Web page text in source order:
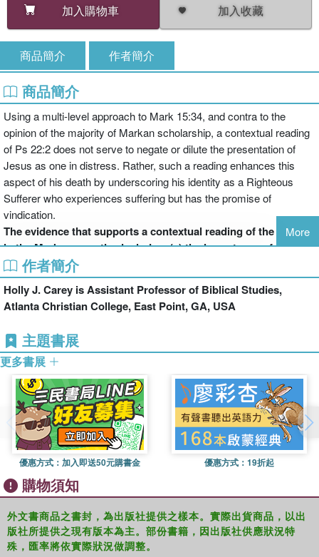
加入購物車 加入收藏
商品簡介 作者簡介
商品簡介
Using a multi-level approach to Mark 15:34, and contra to the
opinion of the majority of Markan scholarship, a contextual reading
of Ps 22:2 does not serve to negate or dilute the presentation of
Jesus as one in distress. Rather, such a reading enhances this
aspect of his death by underscoring his identity as a Righteous
Sufferer who experiences suffering but has the promise of
vindication.
The evidence that supports a contextual reading of the citation
in the Markan narrative includes: (a) the importance of Jesus'
impending resurrection/vindication and its foreshadowing; (b)
the relatively consistent contextual use of the scriptures in the
narrative prior to Mark 15:34; (c) the patterns of the textual and
liturgical use of the psalms and the presence of the motif of
the Righteous Sufferer in Mark's socio-cultural milieu; (d) the
presentation of Jesus as the Righteous Sufferer throughout
the narrative; and (e) an exegesis of Mark 15:34 and the
surrounding Markan passion-resurrection narrative with
regard to the function of Ps 22 in the story of Jesus' death and
resurrection.
A test case of this argument is undertaken at the close of the
book, when both Matthew and Luke's treatment of Ps 22 and
other Righteous Sufferer language is considered, regarding
their readings of Ps 22 in Mark as the earliest tangible
evidence of the interpretation of this passage in his gospel.
More
作者簡介
Holly J. Carey isAssistant Professor of Biblical Studies,
Atlanta Christian College, East Point, GA, USA
主題書展
更多書展
優惠方式： 加入即送50元購書金 優惠方式： 19折起
購物須知
外文書商品之書封，為出版社提供之樣本。實際出貨商品，以出
版社所提供之現有版本為主。部份書籍，因出版社供應狀況特
殊，匯率將依實際狀況做調整。